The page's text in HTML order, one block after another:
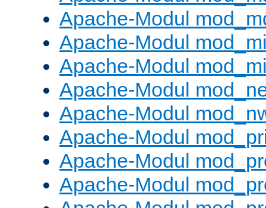
Apache-Modul
Apache-Modul
Apache-Modul
Apache-Modul
Apache-Modul
Apache-Modul
Apache-Modul
Apache-Modul